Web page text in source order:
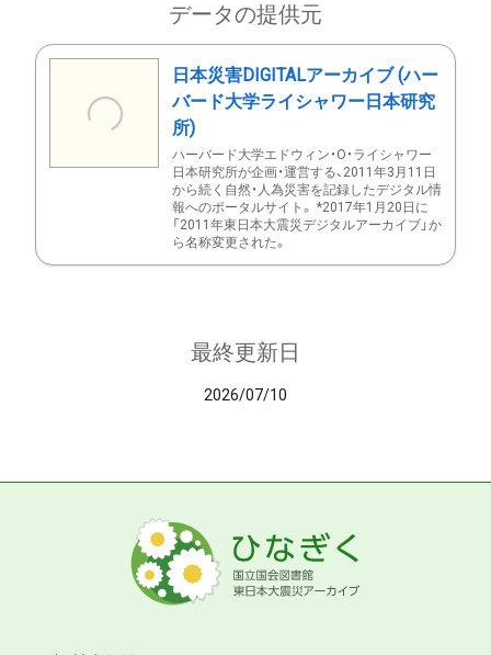
データの提供元
日本災害DIGITALアーカイブ (ハー
バード大学ライシャワー日本研究
所)
ハーバード大学エドウィン・O・ライシャワー
日本研究所が企画・運営する、2011年3月11日
から続く自然・人為災害を記録したデジタル情
報へのポータルサイト。 *2017年1月20日に
「2011年東日本大震災デジタルアーカイブ」か
ら名称変更された。
最終更新日
2026/07/10